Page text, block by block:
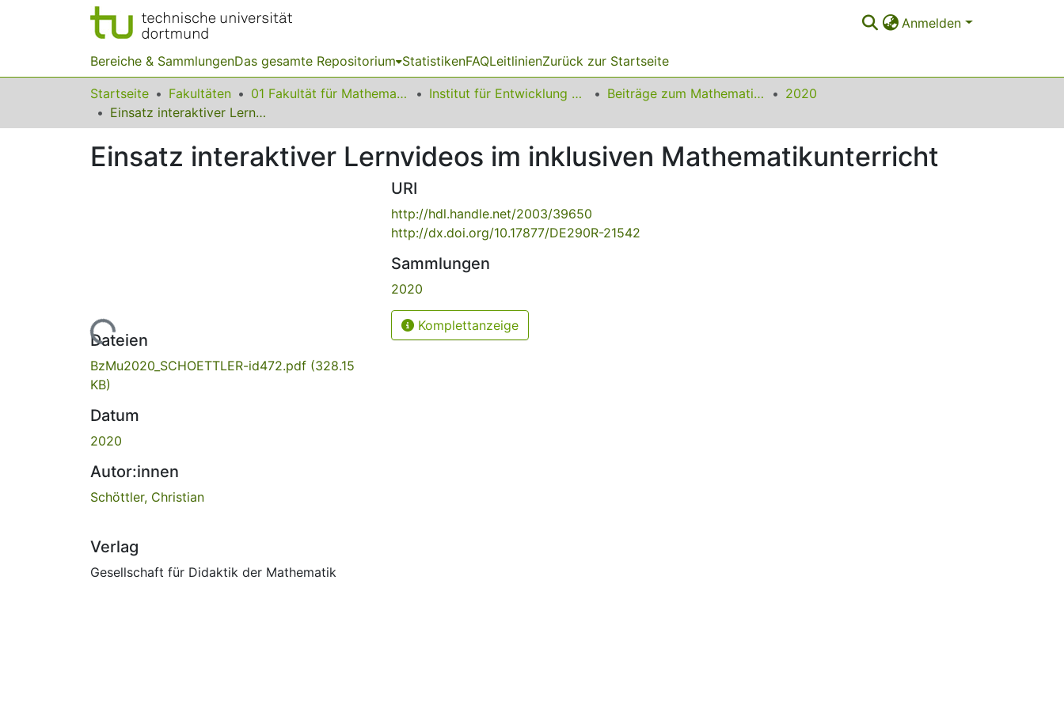
Anmelden
Bereiche & SammlungenDas gesamte Repositorium StatistikenFAQLeitlinienZurück zur Startseite
Startseite Fakultäten 01 Fakultät für Mathematik Institut für Entwicklung und Erforschung des Mathematikunterrichts Beiträge zum Mathematikunterricht
2020
Einsatz interaktiver Lernvideos im inklusiven Mathematikunterricht
Einsatz interaktiver Lernvideos im inklusiven Mathematikunterricht
Lade...
Dateien
BzMu2020_SCHOETTLER-id472.pdf (328.15
KB)
Datum
2020
Autor:innen
Schöttler, Christian
Verlag
Gesellschaft für Didaktik der Mathematik
URI
http://hdl.handle.net/2003/39650
http://dx.doi.org/10.17877/DE290R-21542
Sammlungen
2020
Komplettanzeige